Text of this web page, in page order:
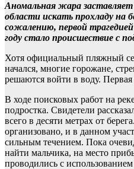
Аномальная жара
области искать прохладу на
сожалению, первой трагедией
году стало происшествие с
Хотя официальный пляжный
начался, многие горожане,
решаются войти в воду.
В ходе поисковых работ на
подростка. Свидетели
всего в десяти метрах от
организовано, и в данном
сильным течением. Пока
найти мальчика, на место
проводились с использованием